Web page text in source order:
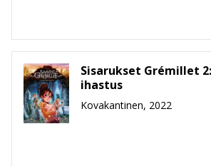
Sisarukset Grémillet
ihastus
Kovakantinen, 2022